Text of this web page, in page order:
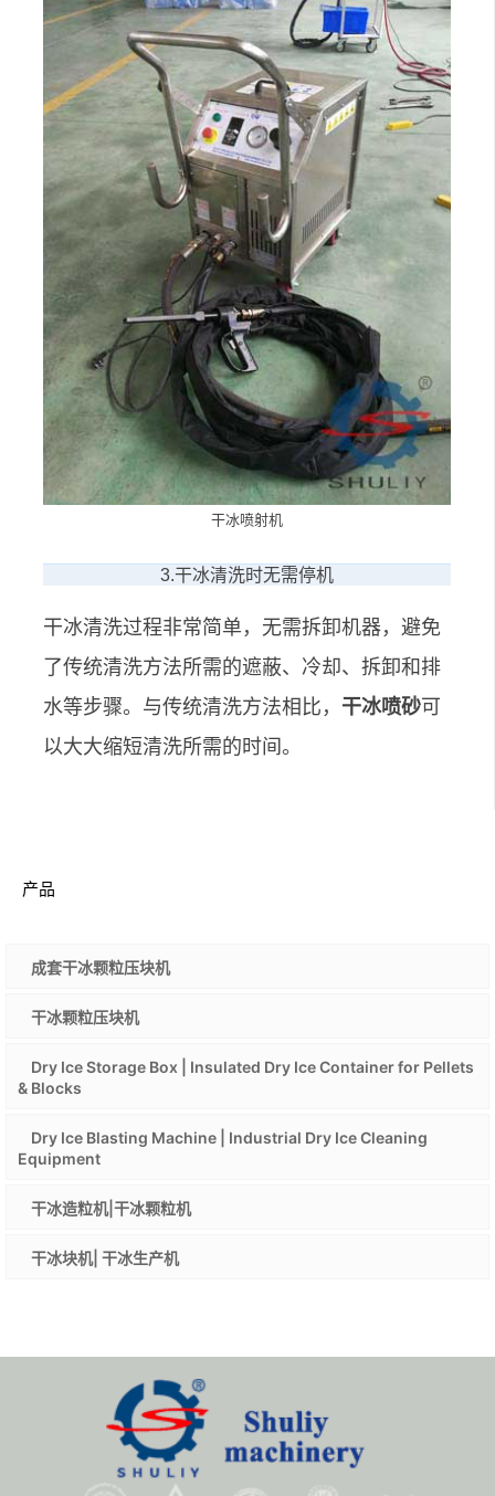
干冰喷射机
3.干冰清洗时无需停机
干冰清洗过程非常简单，无需拆卸机器，避免
了传统清洗方法所需的遮蔽、冷却、拆卸和排
水等步骤。与传统清洗方法相比， 干冰喷砂可
以大大缩短清洗所需的时间。
产品
成套干冰颗粒压块机
干冰颗粒压块机
Dry Ice Storage Box | Insulated Dry Ice Container for Pellets
& Blocks
Dry Ice Blasting Machine | Industrial Dry Ice Cleaning
Equipment
干冰造粒机|干冰颗粒机
干冰块机| 干冰生产机